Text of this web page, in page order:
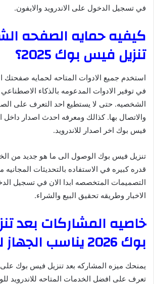
في تسجيل الدخول على الاندرويد والايفون.
كيفيه حمايه الصفحه
تنزيل فيس بوك 2025؟
استخدم جميع الادوات المتاحه لحمايه صفحتك
في توفير الادوات المدعومه بالذكاء
الشخصيه. حتى لا يستطيع احد التعرف على
والاتصال بها. كذالك ومعرفه احدث اصدار داخل
فيس بوك اخر اصدار للاندرويد.
تنزيل فيس بوك الوصول الى ما هو جديد من
قدره كبيره في الاستفاده بالتحديثات المجانيه
التصميمات المتخصصه ابدا الان في تسجيل
الاخبار وطريقه تحقيق البيع والشراء.
خاصيه المشاركات بعد
بوك 2026 يناسب الجهاز للاندرويد ؟
يمنحك ميزه المشاركه بعد تنزيل فيس بوك
تعرف على افضل الخدمات المتاحه للاندرويد